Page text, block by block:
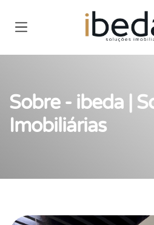
Página inicial
Sobre - ibeda |
Imobiliárias